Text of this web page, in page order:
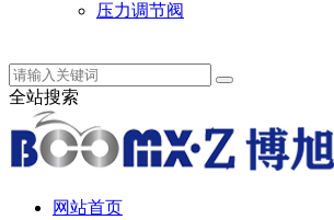
压力调节阀
全站搜索
网站首页